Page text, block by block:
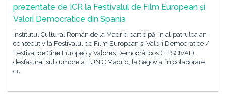
prezentate de ICR la Festivalul de Film European și
Valori Democratice din Spania
Institutul Cultural Român de la Madrid participă, în al patrulea an
consecutiv la Festivalul de Film European și Valori Democratice /
Festival de Cine Europeo y Valores Democráticos (FESCIVAL),
desfășurat sub umbrela EUNIC Madrid, la Segovia, în colaborare
cu